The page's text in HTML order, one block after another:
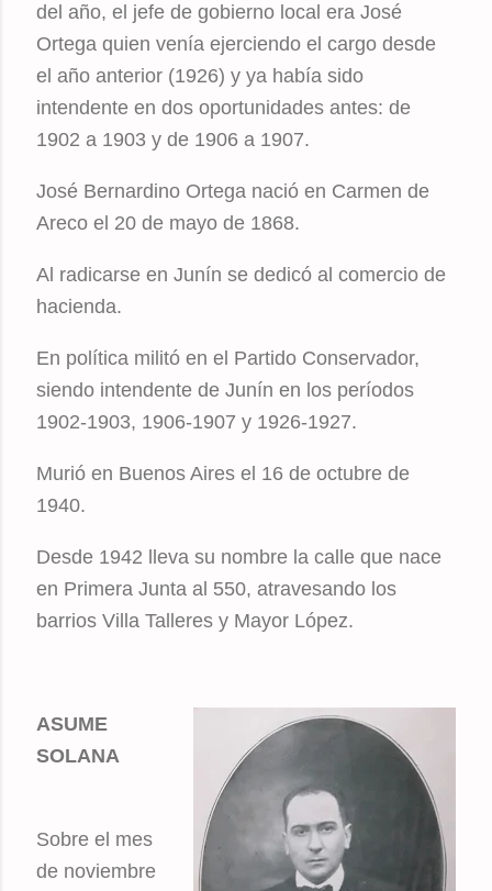
del año, el jefe de gobierno local era José
Ortega quien venía ejerciendo el cargo desde
el año anterior (1926) y ya había sido
intendente en dos oportunidades antes: de
1902 a 1903 y de 1906 a 1907.
José Bernardino Ortega nació en Carmen de
Areco el 20 de mayo de 1868.
Al radicarse en Junín se dedicó al comercio de
hacienda.
En política militó en el Partido Conservador,
siendo intendente de Junín en los períodos
1902-1903, 1906-1907 y 1926-1927.
Murió en Buenos Aires el 16 de octubre de
1940.
Desde 1942 lleva su nombre la calle que nace
en Primera Junta al 550, atravesando los
barrios Villa Talleres y Mayor López.
ASUME
SOLANA
Sobre el mes
de noviembre